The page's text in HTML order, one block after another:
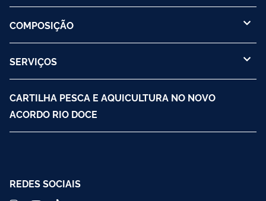
COMPOSIÇÃO
SERVIÇOS
CARTILHA PESCA E AQUICULTURA NO NOVO
ACORDO RIO DOCE
REDES SOCIAIS